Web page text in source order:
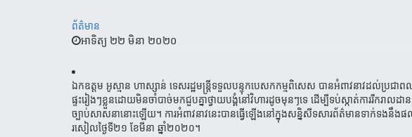
ព័ត៌មាន
អាទិត្យ ២២ មិនា ២០២០
ឯកឧត្តម អូស្មាន ហាស្សាន់ ទេសរដ្ឋមន្ដ្រីទទួលបន្ទុក​បេសកកម្មពិសេស បានអំពាវនាវដល់​​ប្រជាព
ផ្ទះរៀងៗខ្លួន​ដោយមិន​ចាំបាច់​មកជួប​គ្នាថ្វាយ​បង្គំ​នៅវិហារ​ដូចមុន​ៗទេ​​ ដើម្បី​ទប់ស្កាត់ការរីករា​ល
ច្បាប់​សាសនា​នោះ​ឡើយ​​។ ការអំពាវនាវនេះបានធ្វើឡើងនៅក្នុងសន្និសីទសារព័ត៌មានទាក់ទ
រសៀលថ្ងៃទី២១ ខែមីនា ឆ្នាំ២០២០។